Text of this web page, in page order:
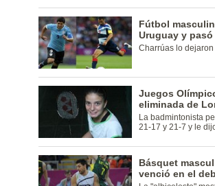
Fútbol
Uruguay y
Charrúas lo
Juegos
eliminada de
La badmintonista
21-17 y 21-7 y le
Básquet
venció en el